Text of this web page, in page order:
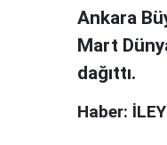
Ankara
Mart
dağıttı.
Haber: